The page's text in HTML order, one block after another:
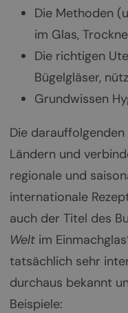
Die Methoden
im Glas,
Die richtigen
Bügelgläser,
Grundwissen
Die
Ländern und
regionale und
internationale
auch der Titel des
Weltim
tatsächlich sehr
durchaus bekannt
Beispiele: